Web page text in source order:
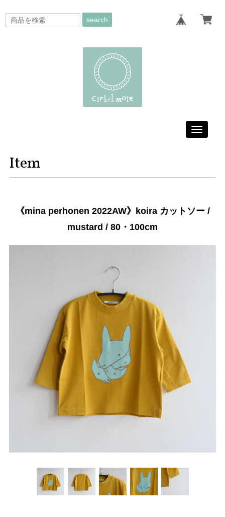
search
Toggle
Item
《mina perhonen 2022AW》koira カットソー /
mustard / 80・100cm